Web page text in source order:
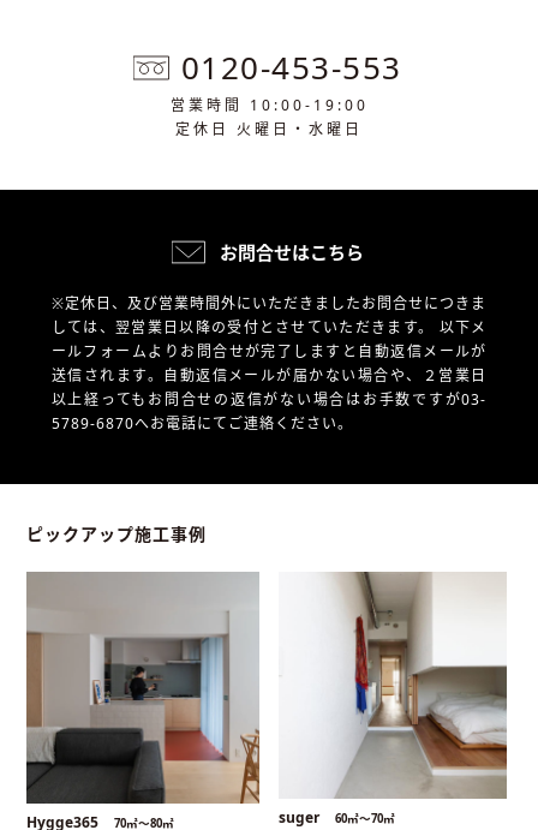
0120-453-553
営業時間 10:00-19:00
定休日 火曜日・水曜日
お問合せはこちら
※定休日、及び営業時間外にいただきましたお問合せにつきま
しては、翌営業日以降の受付とさせていただきます。 以下メ
ールフォームよりお問合せが完了しますと自動返信メールが
送信されます。自動返信メールが届かない場合や、
２営業日
以上経ってもお問合せの返信がない場合はお手数ですが03-
5789-6870へお電話にてご連絡ください。
ピックアップ施工事例
Hygge365 70㎡〜80㎡ suger 60㎡〜70㎡